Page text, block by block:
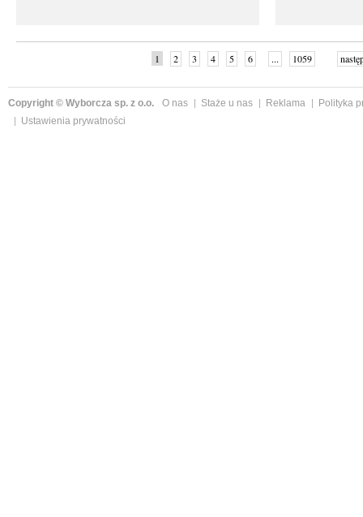
1 2 3 4 5 6 ... 1059
Copyright © Wyborcza sp. z o.o. O nas Staże u nas Reklama
Polityka
Ustawienia prywatności